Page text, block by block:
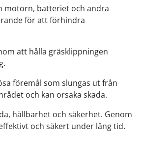
motorn, batteriet och andra
för att förhindra
att hålla gräsklippningen
föremål som slungas ut från
och kan orsaka skada.
hållbarhet och säkerhet. Genom
och säkert under lång tid.